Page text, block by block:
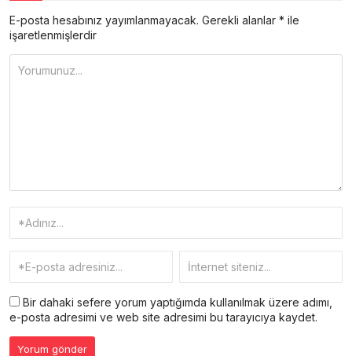
E-posta hesabınız yayımlanmayacak. Gerekli alanlar * ile
işaretlenmişlerdir
Bir dahaki sefere yorum yaptığımda kullanılmak üzere adımı,
e-posta adresimi ve web site adresimi bu tarayıcıya kaydet.